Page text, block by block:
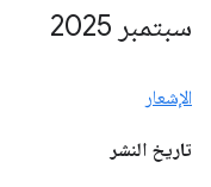
سبتمبر 2025
الإشعار
تاريخ النشر